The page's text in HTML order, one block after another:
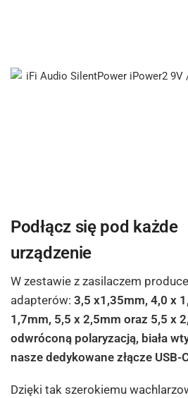
Podłącz się pod każde
urządzenie
W zestawie z zasilaczem
adapterów: 3,5 x1,35mm, 4,0 x
1,7mm, 5,5 x 2,5mm oraz 5,5 x
odwróconą polaryzacją, biała
nasze dedykowane złącze USB-
Dzięki tak szerokiemu